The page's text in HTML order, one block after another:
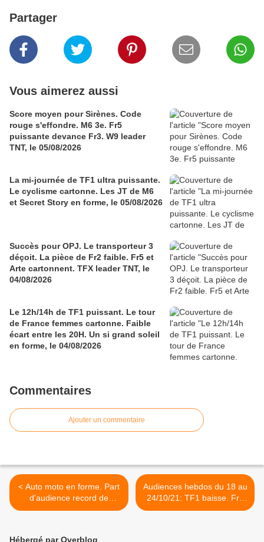
Partager
Vous aimerez aussi
Score moyen pour Sirènes. Code
rouge s'effondre. M6 3e. Fr5
puissante devance Fr3. W9 leader
TNT, le 05/08/2026
La mi-journée de TF1 ultra puissante.
Le cyclisme cartonne. Les JT de M6
et Secret Story en forme, le 05/08/2026
Succès pour OPJ. Le transporteur 3
déçoit. La pièce de Fr2 faible. Fr5 et
Arte cartonnent. TFX leader TNT, le
04/08/2026
Le 12h/14h de TF1 puissant. Le tour
de France femmes cartonne. Faible
écart entre les 20H. Un si grand soleil
en forme, le 04/08/2026
Commentaires
Ajouter un commentaire
< Auto moto en forme. Part
d'audience record de
l'année pour Les enfants de
Audiences hebdos du 18 au
24/10/21: TF1 baisse. Fr2
remonte. Scores timides
Hébergé par Overblog